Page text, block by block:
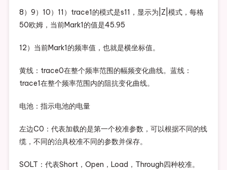
8）9）10）11）trace1的模式是s11，显示为|Z|模式，每格
50欧姆，当前Mark1的值是45.95
12）当前Mark1的频率值，也就是横坐标值。
黄线：trace0在整个频率范围的幅频变化曲线。蓝线：
trace1在整个频率范围内的阻抗变化曲线。
电池：指示电池的电量
左边C0：代表加载的是第一个校准参数，可以根据不同的线
缆，不同的治具校准不同的参数并保存。
SOLT：代表Short，Open，Load，Through四种校准。